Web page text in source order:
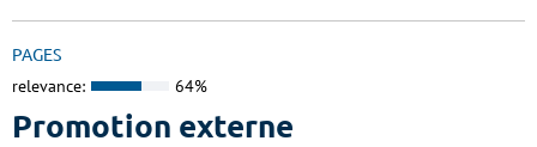
PAGES
relevance: 64%
Promotion externe